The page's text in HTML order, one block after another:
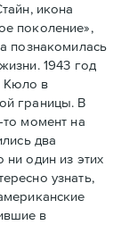
икона
поколение»,
познакомилась
1943 год
Кюло в
границы. В
момент на
два
один из этих
узнать,
в